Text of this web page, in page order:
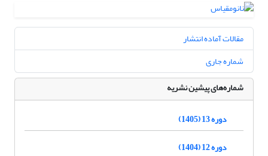
مقالات آماده انتشار
شماره جاری
شماره‌های پیشین نشریه
دوره 13 (1405)
دوره 12 (1404)